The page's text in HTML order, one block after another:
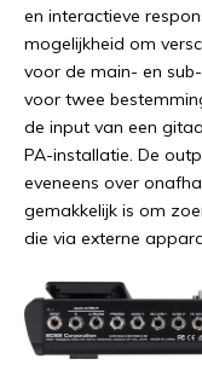
en interactieve
mogelijkheid om
voor de main- en
voor twee
de input van een
PA-installatie. De
eveneens over
gemakkelijk is om
die via externe